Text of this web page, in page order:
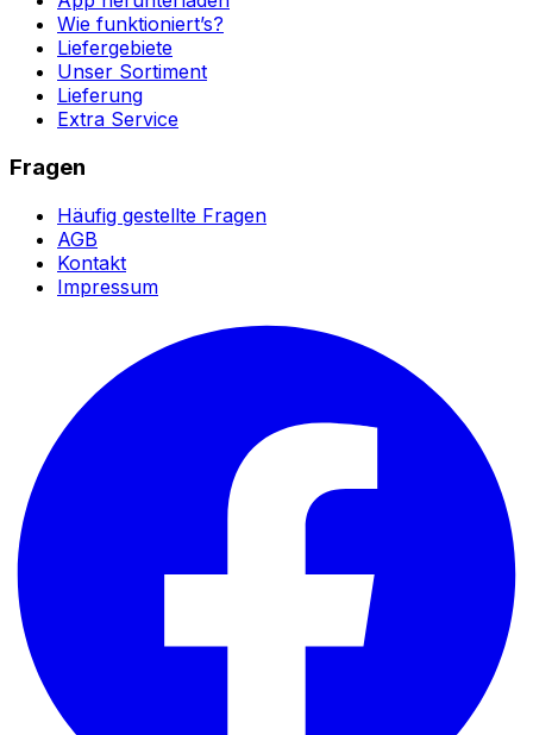
Wie funktioniert’s?
Liefergebiete
Unser Sortiment
Lieferung
Extra Service
Fragen
Häufig gestellte Fragen
AGB
Kontakt
Impressum